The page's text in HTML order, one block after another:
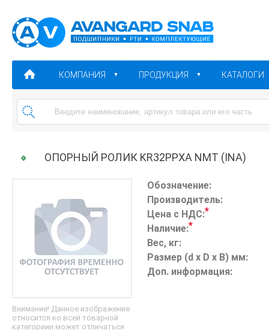
КОМПАНИЯ ПРОДУКЦИЯ КАТАЛОГИ
ОПОРНЫЙ РОЛИК KR32PPXA NMT (INA)
Внимание! Данное изображение
относится ко всей товарной
категориии может отличаться
Обозначение:
Производитель:
Цена с НДС:*
Наличие:*
Вес, кг:
Размер (d x D x B) мм:
Доп. информация: